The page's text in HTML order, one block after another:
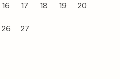
16 17 18 19 20
26 27